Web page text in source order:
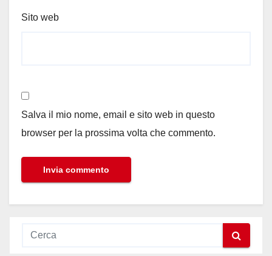
Sito web
Salva il mio nome, email e sito web in questo
browser per la prossima volta che commento.